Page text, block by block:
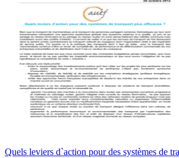
Quels leviers d`action pour des systèmes de